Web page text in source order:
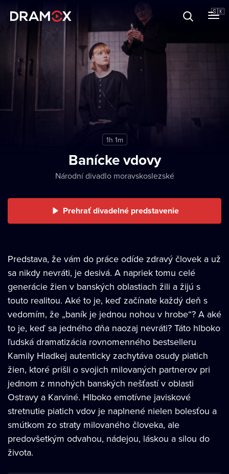
🇸🇰
Darčekové poukazy
Zaregistrujte sa
1h 1m
Banícke vdovy
Národní divadlo moravskoslezské
Prehrať divadelné predstavenie
Predstava, že vám do práce odíde zdravý človek a už
sa nikdy nevráti, je desivá. A napriek tomu celé
generácie žien v banských oblastiach žili a žijú s
touto realitou. Aké to je, keď začínate každý deň s
vedomím, že „baník je jednou nohou v hrobe“? A aké
to je, keď sa jedného dňa naozaj nevráti? Táto hlboko
ľudská dramatizácia rovnomenného bestselleru
Kamily Hladkej autenticky zachytáva osudy piatich
žien, ktoré prišli o svojich milovaných partnerov pri
jednom z mnohých banských nešťastí v oblasti
Ostravy a Karviné. Hlboko emotívne javiskové
stretnutie piatich vdov je naplnené nielen bolesťou a
smútkom zo straty milovaného človeka, ale
predovšetkým odvahou, nádejou, láskou a silou do
života.